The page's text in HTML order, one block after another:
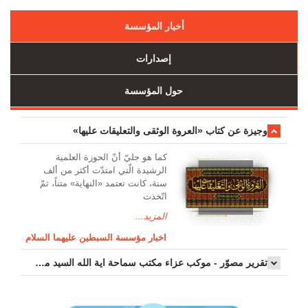
أخبار المؤسسة
إصدارات
حول المؤسسة
وجیزة عن کتاب «العروة الوثقی والتعلیقات علیها»
کما هو جليّ أنّ الحوزة العلمیة
الرشیدة الّتي امتدّت أكثر من ألف
سنة، كانت تعتمد «النهاية» متناً، ثمّ
اتّخذت
المزيد...
اخبار مؤسسة السبطين عليهما السلام
تقرير مصوّر - موكب عزاء مکتب سماحة اية الله السيد مرتضى الموسوي الاصفهاني في يوم إستشهاد السيدة فاطم...